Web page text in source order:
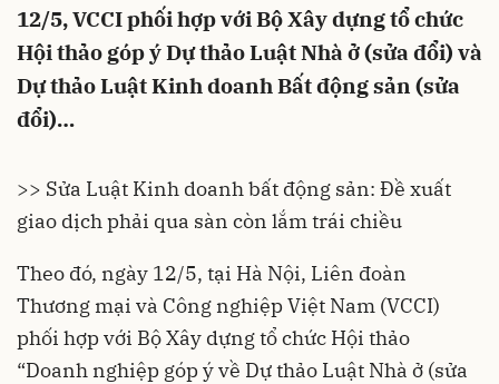
12/5, VCCI phối hợp với Bộ Xây dựng tổ chức
Hội thảo góp ý Dự thảo Luật Nhà ở (sửa đổi) và
Dự thảo Luật Kinh doanh Bất động sản (sửa
đổi)…
>> Sửa Luật Kinh doanh bất động sản: Đề xuất
giao dịch phải qua sàn còn lắm trái chiều
Theo đó, ngày 12/5, tại Hà Nội, Liên đoàn
Thương mại và Công nghiệp Việt Nam (VCCI)
phối hợp với Bộ Xây dựngtổ chức Hội thảo
“Doanh nghiệp góp ý về Dự thảo Luật Nhà ở (sửa